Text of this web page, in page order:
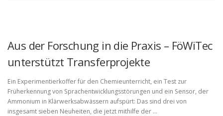
Aus der Forschung in die Praxis – FöWiTec
unterstützt Transferprojekte
Ein Experimentierkoffer für den Chemieunterricht, ein Test zur
Früherkennung von Sprachentwicklungsstörungen und ein Sensor, der
Ammonium in Klärwerksabwässern aufspürt: Das sind drei von
insgesamt sieben Neuheiten, die jetzt mithilfe der …